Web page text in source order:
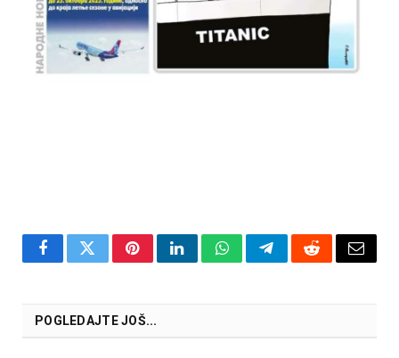
FacebookTwitterPinterestLinkedInWhatsAppTelegramRedditEmail
POGLEDAJTE JOŠ...